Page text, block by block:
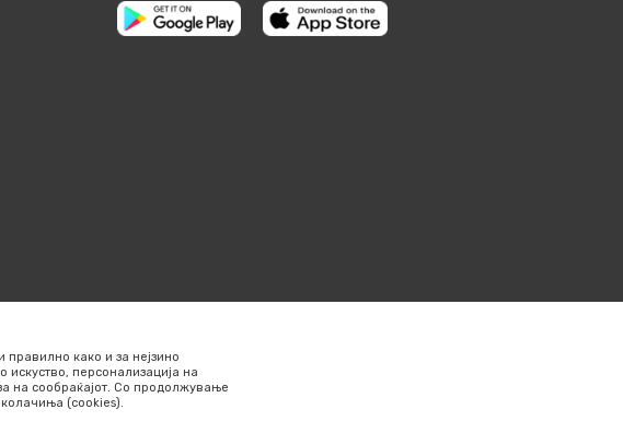
како и за нејзино
персонализација на
на сообраќајот. Со продолжување
(cookies).